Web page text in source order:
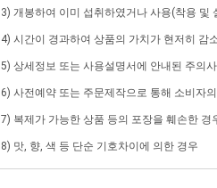
3) 개봉하여 이미 섭취하였거나 사용(착용 및
4) 시간이 경과하여 상품의 가치가 현저히 감
5) 상세정보 또는 사용설명서에 안내된 주의
6) 사전예약 또는 주문제작으로 통해 소비자
7) 복제가 가능한 상품 등의 포장을 훼손한 경
8) 맛, 향, 색 등 단순 기호차이에 의한 경우